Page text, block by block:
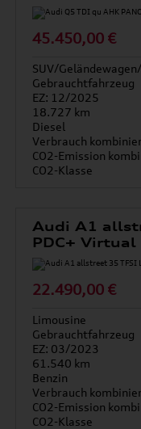
45.450,00 €
SUV/
Gebrauchtfahrzeug
EZ: 12/2025
18.727 km
Diesel
Verbrauch
CO2-Emission
CO2-Klasse
Audi A1
PDC+
22.490,00 €
Limousine
Gebrauchtfahrzeug
EZ: 03/2023
61.540 km
Benzin
Verbrauch
CO2-Emission
CO2-Klasse